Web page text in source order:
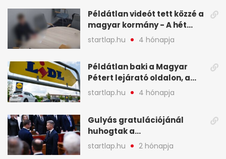
Példátlan videót tett közzé a
magyar kormány - A hét
legfontosabb hírei
képekben
startlap.hu 4 hónapja
Példátlan baki a Magyar
Pétert lejárató oldalon, a
Lidlnek azonnal lépnie
kellett - A hét legfontosabb
startlap.hu 4 hónapja
Gulyás gratulációjánál
huhogtak a
leghangosabban, miután
Magyart miniszterelnökké
startlap.hu 2 hónapja